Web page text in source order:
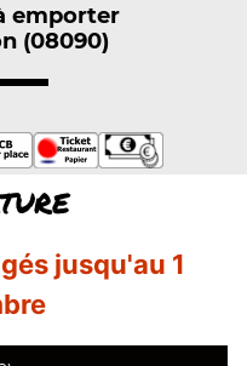
emporter
(08090)
jusqu'au 1